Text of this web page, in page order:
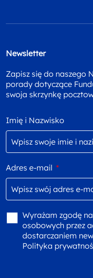
Newsletter
Zapisz się do naszego
porady dotyczące
swoja skrzynkę
Imię i Nazwisko
Adres e-mail *
Wyrażam zgodę
osobowych przez
dostarczaniem
Polityka